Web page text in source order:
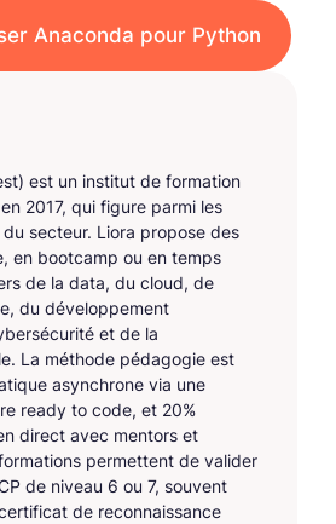
Anaconda pour Python
est un institut de formation
2017, qui figure parmi les
secteur. Liora propose des
en bootcamp ou en temps
de la data, du cloud, de
du développement
et de la
La méthode pédagogie est
asynchrone via une
ready to code, et 20%
direct avec mentors et
permettent de valider
de niveau 6 ou 7, souvent
de reconnaissance